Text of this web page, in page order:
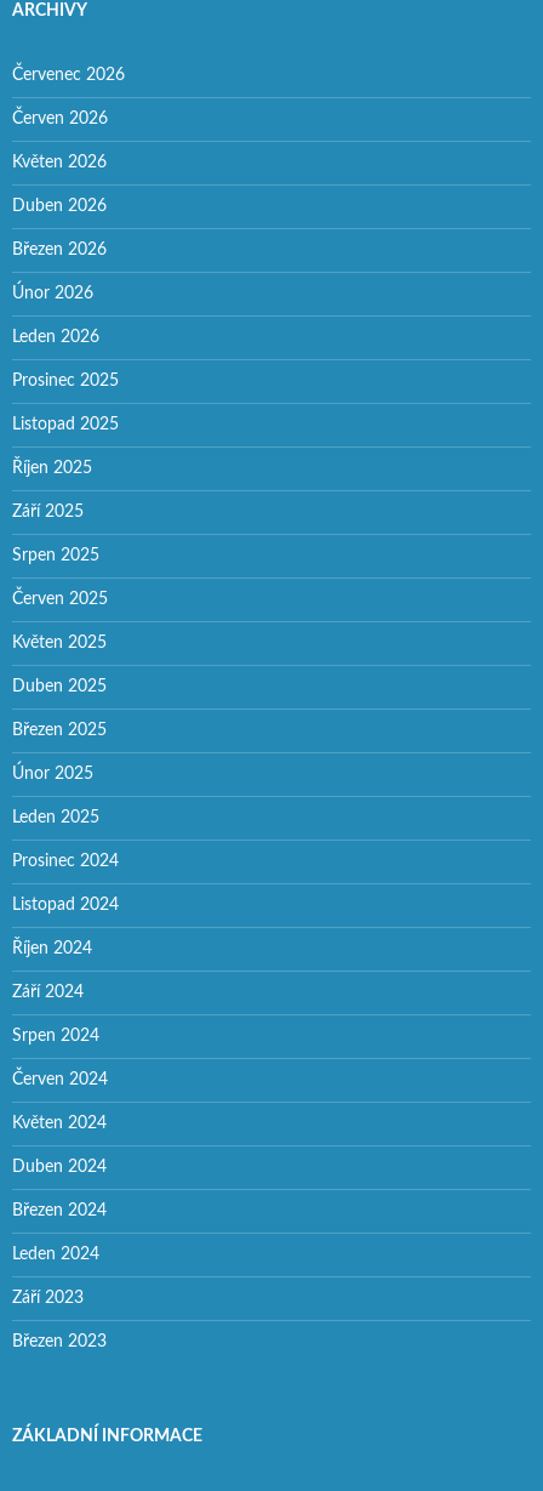
ARCHIVY
Červenec 2026
Červen 2026
Květen 2026
Duben 2026
Březen 2026
Únor 2026
Leden 2026
Prosinec 2025
Listopad 2025
Říjen 2025
Září 2025
Srpen 2025
Červen 2025
Květen 2025
Duben 2025
Březen 2025
Únor 2025
Leden 2025
Prosinec 2024
Listopad 2024
Říjen 2024
Září 2024
Srpen 2024
Červen 2024
Květen 2024
Duben 2024
Březen 2024
Leden 2024
Září 2023
Březen 2023
ZÁKLADNÍ INFORMACE